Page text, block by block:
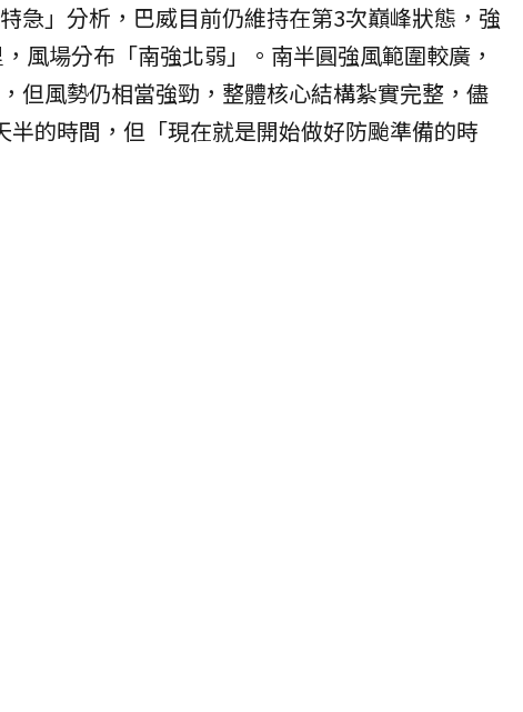
急」分析，巴威目前仍維持在第3次巔峰狀態，強
風場分布「南強北弱」。南半圓強風範圍較廣，
但風勢仍相當強勁，整體核心結構紮實完整，儘
半的時間，但「現在就是開始做好防颱準備的時